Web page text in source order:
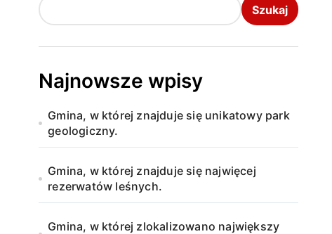
Szukaj
Najnowsze wpisy
Gmina, w której znajduje się unikatowy park
geologiczny.
Gmina, w której znajduje się najwięcej
rezerwatów leśnych.
Gmina, w której zlokalizowano największy